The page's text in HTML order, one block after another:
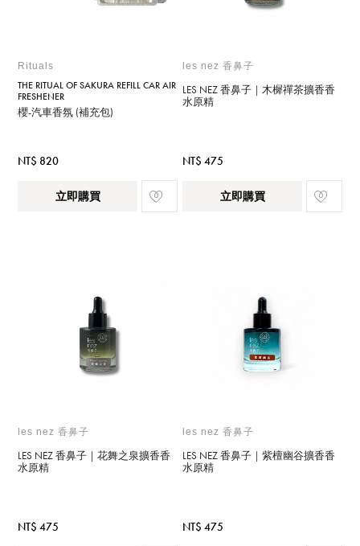
Rituals
THE RITUAL OF SAKURA REFILL CAR AIR
FRESHENER
櫻-汽車香氛 (補充包)
NT$ 820
立即購買
les nez 香鼻子
LES NEZ 香鼻子｜木樨禪茶擴香香
水原精
NT$ 475
立即購買
les nez 香鼻子
LES NEZ 香鼻子｜花舞之泉擴香香
水原精
NT$ 475
les nez 香鼻子
LES NEZ 香鼻子｜紫檀幽谷擴香香
水原精
NT$ 475